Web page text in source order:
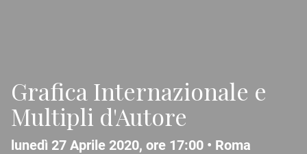
Grafica Internazionale e
Multipli d'Autore
lunedì 27 Aprile 2020, ore 17:00 • Roma